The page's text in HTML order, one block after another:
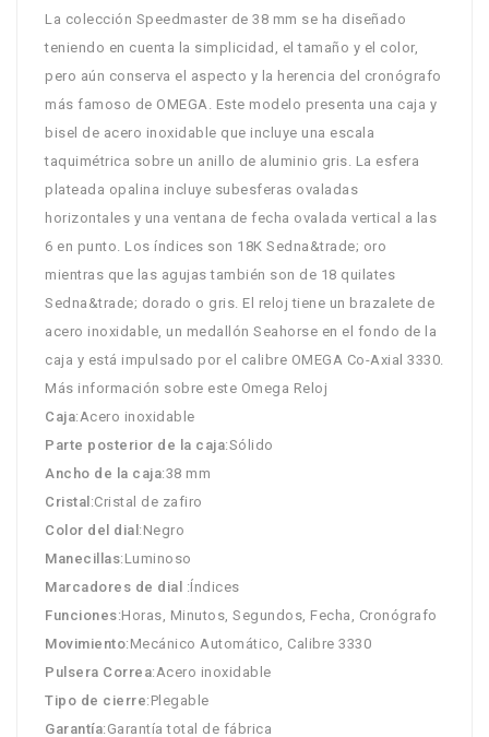
La colección Speedmaster de 38 mm se ha diseñado
teniendo en cuenta la simplicidad, el tamaño y el color,
pero aún conserva el aspecto y la herencia del cronógrafo
más famoso de OMEGA. Este modelo presenta una caja y
bisel de acero inoxidable que incluye una escala
taquimétrica sobre un anillo de aluminio gris. La esfera
plateada opalina incluye subesferas ovaladas
horizontales y una ventana de fecha ovalada vertical a las
6 en punto. Los índices son 18K Sedna&trade; oro
mientras que las agujas también son de 18 quilates
Sedna&trade; dorado o gris. El reloj tiene un brazalete de
acero inoxidable, un medallón Seahorse en el fondo de la
caja y está impulsado por el calibre OMEGA Co-Axial 3330.
Más información sobre este Omega Reloj
Caja:Acero inoxidable
Parte posterior de la caja:Sólido
Ancho de la caja:38 mm
Cristal :Cristal de zafiro
Color del dial :Negro
Manecillas:Luminoso
Marcadores de dial :Índices
Funciones:Horas, Minutos, Segundos, Fecha, Cronógrafo
Movimiento:Mecánico Automático, Calibre 3330
Pulsera Correa:Acero inoxidable
Tipo de cierre:Plegable
Garantía:Garantía total de fábrica